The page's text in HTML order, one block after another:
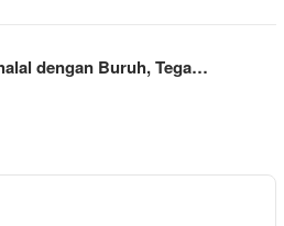
dengan Buruh, Tega…